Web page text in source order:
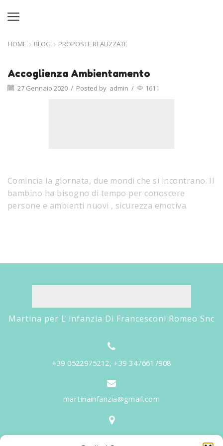
HOME BLOG PROPOSTE REALIZZATE
Accoglienza Ambientamento
27 Gennaio 2020 / Posted by admin / 1611
Comincia la giornata, due mondi che si incontrano. Il
bambino ha bisogno di tempo per conoscere
persone e ambienti nuovi , sicurezza emotiva.
Martina per L'infanzia Di Francesconi Romeo Snc
+39 0522975212, +39 3476617908
martinainfanzia@gmail.com
V.le Tiziano, 20 - 42046 Reggiolo